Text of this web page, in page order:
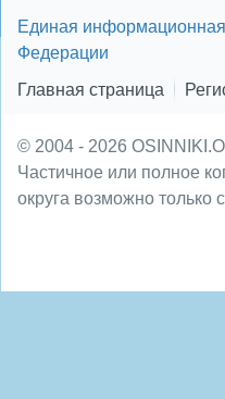
Единая информационная
Федерации
Главная страница
© 2004 - 2026
Частичное или полное
округа возможно только